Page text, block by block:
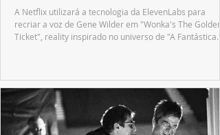
A Netflix utilizará a tecnologia da ElevenLabs para
recriar a voz de Gene Wilder em "Wonka's The Golden
Ticket", reality inspirado no universo de "A Fantástica